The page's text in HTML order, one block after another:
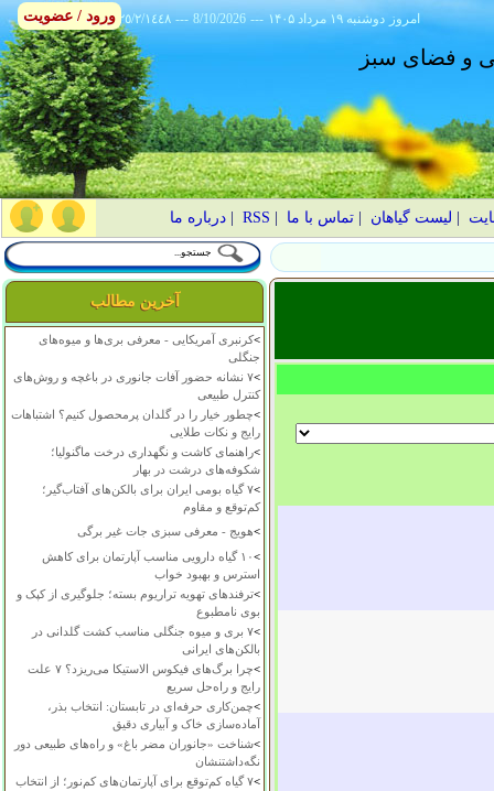
٢٥/٢/١٤٤٨ --- 8/10/2026 --- ۱۴۰۵ دوشنبه ۱۹ مرداد امروز
و فضای سبز
لیست گیاهان |تماس با ما RSS
|درباره ما
آخرین مطالب
>کرنبری آمریکایی - معرفی بری‌ها و میوه‌های
جنگلی
>
۷ نشانه حضور آفات جانوری در باغچه و روش‌های
کنترل طبیعی
>چطور خیار را در گلدان پرمحصول کنیم؟ اشتباهات
رایج و نکات طلایی
>راهنمای کاشت و نگهداری درخت ماگنولیا؛
شکوفه‌های درشت در بهار
>
۷ گیاه بومی ایران برای بالکن‌های آفتاب‌گیر؛
کم‌توقع و مقاوم
>هویج - معرفی سبزی جات غیر برگی
>
۱۰ گیاه دارویی مناسب آپارتمان برای کاهش
استرس و بهبود خواب
>ترفندهای تهویه تراریوم بسته؛ جلوگیری از کپک و
بوی نامطبوع
>
۷ بری و میوه جنگلی مناسب کشت گلدانی در
بالکن‌های ایرانی
>
چرا برگ‌های فیکوس الاستیکا می‌ریزد؟ ۷ علت
رایج و راه‌حل سریع
>چمن‌کاری حرفه‌ای در تابستان: انتخاب بذر،
آماده‌سازی خاک و آبیاری دقیق
>شناخت «جانوران مضر باغ» و راه‌های طبیعی دور
نگه‌داشتنشان
>
۷ گیاه کم‌توقع برای آپارتمان‌های کم‌نور؛ از انتخاب
ورود / عضویت